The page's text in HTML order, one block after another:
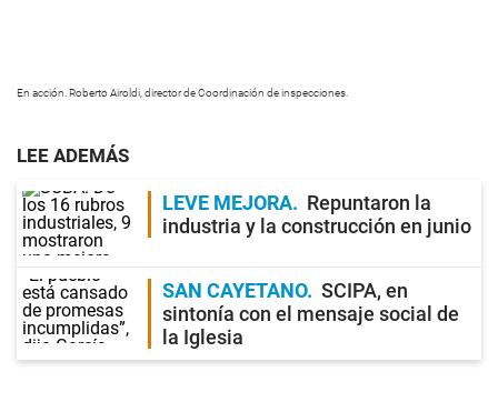
En acción. Roberto Airoldi, director de Coordinación de inspecciones.
LEE ADEMÁS
LEVE MEJORA
Repuntaron la
industria y la construcción en junio
SAN CAYETANO
SCIPA, en
sintonía con el mensaje social de
la Iglesia